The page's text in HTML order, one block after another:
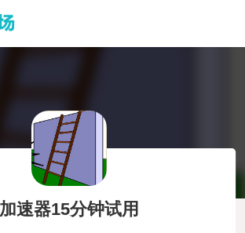
加速器15分钟试用